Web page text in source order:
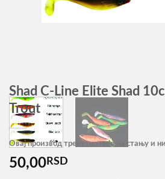
Shad C-Line Elite Shad
Trout
Овај производ тренутно није на стању и
50,00RSD